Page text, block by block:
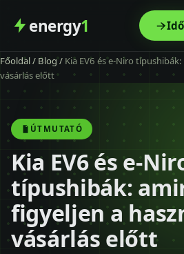
energy1
Főoldal
Szolgáltatás
Modellek
Kapcsolat
Főoldal/ Blog/ Kia EV6 és e-Niro
vásárlás előtt
ÚTMUTATÓ
Kia EV6 és e-
típushibák:
figyeljen a
vásárlás előtt